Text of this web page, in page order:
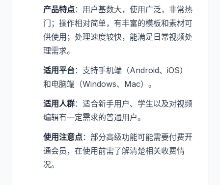
产品特点：用户基数大，使用广泛，非常热
门；操作相对简单，有丰富的模板和素材可
供使用；处理速度较快，能满足日常视频处
理需求。
适用平台：支持手机端（Android、iOS）
和电脑端（Windows、Mac）。
适用人群：适合新手用户、学生以及对视频
编辑有一定需求的普通用户。
使用注意点：部分高级功能可能需要付费开
通会员，在使用前需了解清楚相关收费情
况。